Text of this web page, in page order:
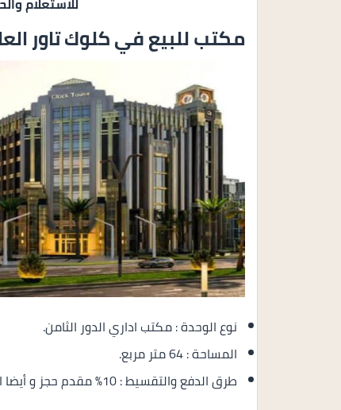
مكتب للبيع في كلوك تاور
نوع الوحدة : مكتب اداري الدور الثامن.
المساحة : 64 متر مربع.
طرق الدفع والتقسيط : 10% مقدم حجز و أيضا الباقي بالتقسيط المريح على 8 سنوات بالتساوي.